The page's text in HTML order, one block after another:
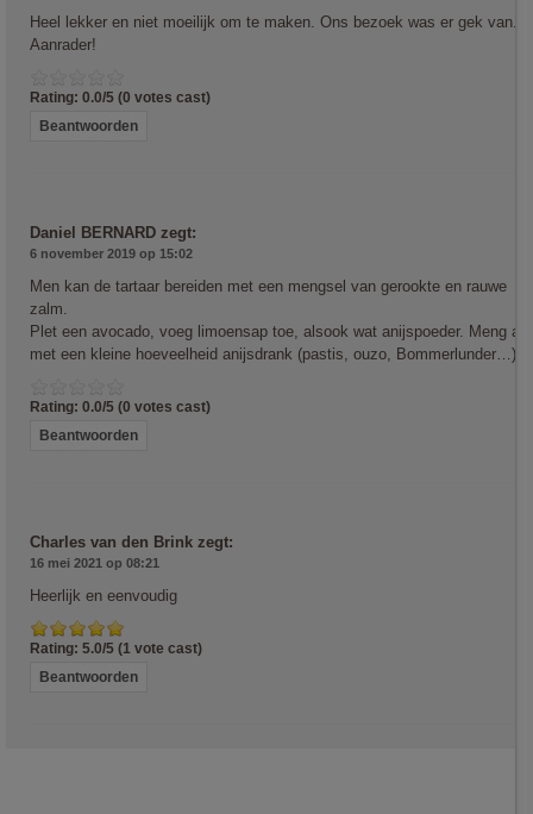
Heel lekker en niet moeilijk om te maken. Ons bezoek was er gek van.
Aanrader!
Rating: 0.0/5 (0 votes cast)
Beantwoorden
Daniel BERNARD zegt:
6 november 2019 op 15:02
Men kan de tartaar bereiden met een mengsel van gerookte en rauwe
zalm.
Plet een avocado, voeg limoensap toe, alsook wat anijspoeder. Meng
met een kleine hoeveelheid anijsdrank (pastis, ouzo, Bommerlunder…)
Rating: 0.0/5 (0 votes cast)
Beantwoorden
Charles van den Brink zegt:
16 mei 2021 op 08:21
Heerlijk en eenvoudig
Rating: 5.0/5 (1 vote cast)
Beantwoorden